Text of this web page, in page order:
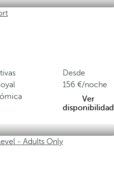
Desde
156
/noche
Ver
disponibilidad
- Adults Only